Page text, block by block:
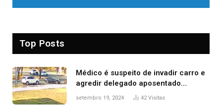
Top Posts
Médico é suspeito de invadir carro e
agredir delegado aposentado
durante confusão no trânsito
setembro 19, 2024 42Visitas